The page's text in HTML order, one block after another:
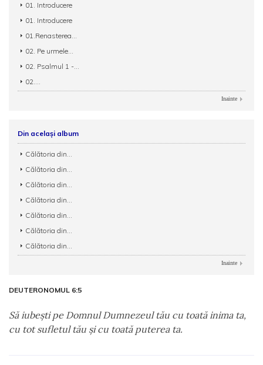
01. Introducere
01. Introducere
01.Renasterea...
02. Pe urmele...
02. Psalmul 1 -...
02....
Inainte
Din același album
Călătoria din...
Călătoria din...
Călătoria din...
Călătoria din...
Călătoria din...
Călătoria din...
Călătoria din...
Inainte
DEUTERONOMUL 6:5
Să iubeşti pe Domnul Dumnezeul tău cu toată inima ta,
cu tot sufletul tău şi cu toată puterea ta.